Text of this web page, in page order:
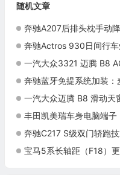
随机文章
奔驰A207后排头枕手动降
奔驰Actros 930日间行车灯
一汽大众3321 迈腾 B8
奔驰蓝牙免提系统加装
一汽大众迈腾 B8 滑动天
丰田凯美瑞车身电脑端子
奔驰C217 S级双门轿跑技术介
宝马5系长轴距（F18）更新